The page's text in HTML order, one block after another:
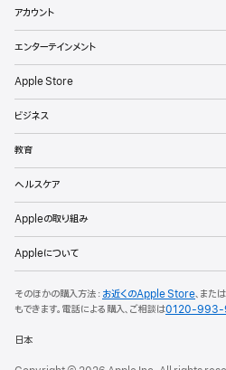
アカウント
エンターテインメント
Apple Store
ビジネス
教育
ヘルスケア
Appleの取り組み
Appleについて
そのほかの購入方法： お近くのApple Store、または
もできます。 電話による購入、ご相談は0120-993-
日本